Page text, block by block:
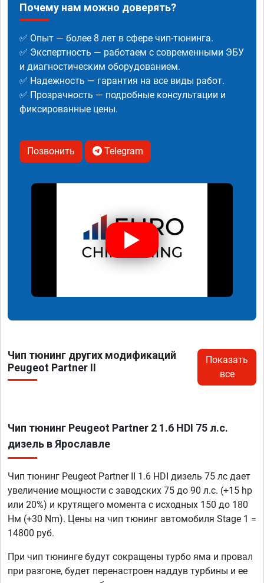
Почему нам можно доверять?
✅ Опыт — более 8 лет в сфере чип-тюнинга.
✅ Экспертность — работаем с современными ЭБУ
и диагностическим оборудованием.
✅ Надежность — гарантия на все виды работ.
✅ Прозрачность — подробные консультации и
фиксированные цены.
Позвонить Telegram
Чип тюнинг других модификаций
Peugeot Partner II
Показать
все
Чип тюнинг Peugeot Partner 2 1.6 HDI 75 л.с.
дизель в Ярославле
Чип тюнинг Peugeot Partner II 1.6 HDI дизель 75 лс дает
увеличение мощности с заводских 75 до 90 л.с. (+15 hp
или 20%) и крутящего момента с исходных 150 до 180
Нм (+30 Nm). Цены на чип тюнинг автомобиля Stage 1 =
14800 руб.
При чип тюнинге будут сокращены турбо яма и провал
при разгоне, будет перенастроен наддув турбины и ее